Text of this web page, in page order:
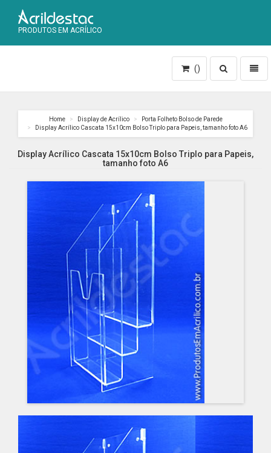
PRODUTOS EM ACRÍLICO
Toggle
search
()
Home Display de Acrílico
Porta Folheto Bolso de Parede
Display Acrílico Cascata 15x10cm Bolso Triplo para Papeis, tamanho foto A6
Display Acrílico Cascata 15x10cm Bolso Triplo para Papeis,
tamanho foto A6